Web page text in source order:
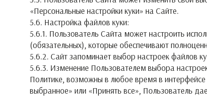
«Персональные настройки куки» на Сайте.
5.6. Настройка файлов куки:
5.6.1. Пользователь Сайта может настроить
(обязательных), которые обеспечивают
5.6.2. Сайт запоминает выбор настроек файлов
5.6.3. Изменение Пользователем выбора
Политике, возможны в любое время в
выбранное» или «Принять все», Пользователь